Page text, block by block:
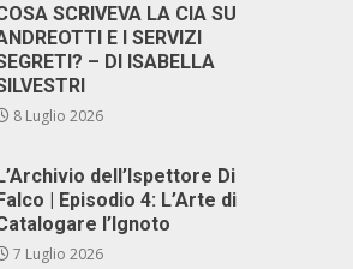
SCRIVEVA LA CIA SU
E I SERVIZI
– DI ISABELLA
8 Luglio 2026
dell’Ispettore Di
| Episodio 4: L’Arte di
l’Ignoto
7 Luglio 2026